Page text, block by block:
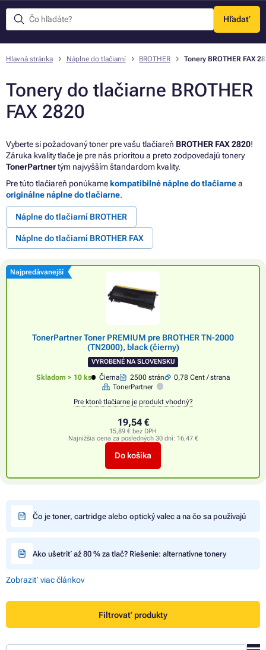
Hľadať
Menu
Hlavná stránka Náplne do tlačiarní BROTHER Tonery BROTHER FAX
Tonery do tlačiarne BROTHER
FAX 2820
Vyberte si požadovaný toner pre vašu tlačiareň BROTHER FAX 2820!
Záruka kvality tlače je pre nás prioritou a preto zodpovedajú tonery
TonerPartnertým najvyšším štandardom kvality.
Pre túto tlačiareň ponúkame kompatibilné náplne do tlačiarnea
originálne náplne do tlačiarne.
Náplne do tlačiarní BROTHER
Náplne do tlačiarní BROTHER FAX
Najpredávanejší
TonerPartner Toner PREMIUM pre BROTHER TN-2000
(TN2000), black (čierny)
VYROBENÉ NA SLOVENSKU
Skladom > 10 ks Čierna 2500 strán
0,78 Cent / strana
TonerPartner
Pre ktoré tlačiarne je produkt vhodný?
19,54 €
15,89 € bez DPH
Najnižšia cena za posledných 30 dní: 16,47 €
Do košíka
Čo je toner, cartridge alebo optický valec a na čo sa používajú
Ako ušetriť až 80 % za tlač? Riešenie: alternatívne tonery
Zobraziť viac článkov
Filtrovať produkty